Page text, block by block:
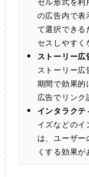
の広告内で表
て選択できる
セスしやすく
ストーリー
ストーリー
期間で効果的
広告でリンク
インタラク
イズなどの
は、ユーザ
くする効果が